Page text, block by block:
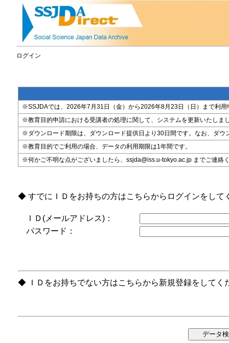
ログイン
※SSJDAでは、2026年7月31日（金）から2026年8月23日（日）まで利
※教育目的申請における受講者の処理に関して、システムを更新いたしま
※ダウンロード期限は、ダウンロード提供日より30日間です。なお、ダ
※教育目的でご利用の場合、データの利用期限は1年間です。
※何かご不明な点がございましたら、ssjda@iss.u-tokyo.ac.jp までご連絡
◆ すでにＩＤをお持ちの方はこちらからログインをして
ＩＤ(メールアドレス)：
パスワード：
◆ ＩＤをお持ちでない方はこちらから新規登録をしてく